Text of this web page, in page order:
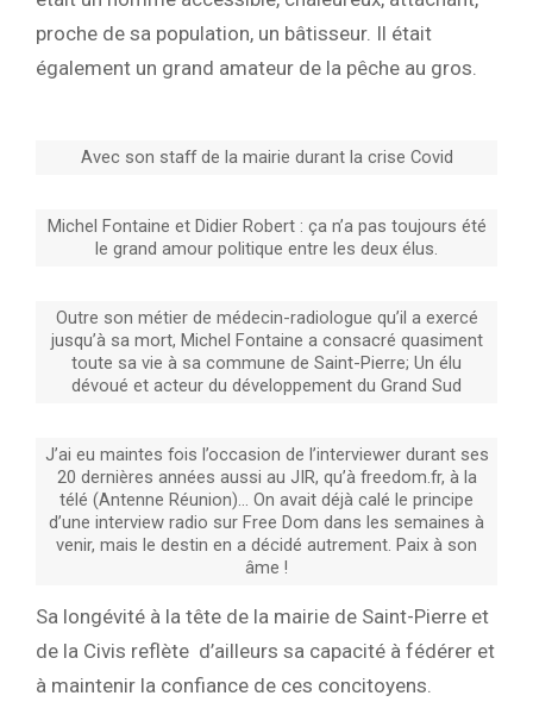
proche de sa population, un bâtisseur. Il était
également un grand amateur de la pêche au gros.
Avec son staff de la mairie durant la crise Covid
Michel Fontaine et Didier Robert : ça n’a pas toujours été
le grand amour politique entre les deux élus.
Outre son métier de médecin-radiologue qu’il a exercé
jusqu’à sa mort, Michel Fontaine a consacré quasiment
toute sa vie à sa commune de Saint-Pierre; Un élu
dévoué et acteur du développement du Grand Sud
J’ai eu maintes fois l’occasion de l’interviewer durant ses
20 dernières années aussi au JIR, qu’à freedom.fr, à la
télé (Antenne Réunion)… On avait déjà calé le principe
d’une interview radio sur Free Dom dans les semaines à
venir, mais le destin en a décidé autrement. Paix à son
âme !
Sa longévité à la tête de la mairie de Saint-Pierre et
de la Civis reflète d’ailleurs sa capacité à fédérer et
à maintenir la confiance de ces concitoyens.